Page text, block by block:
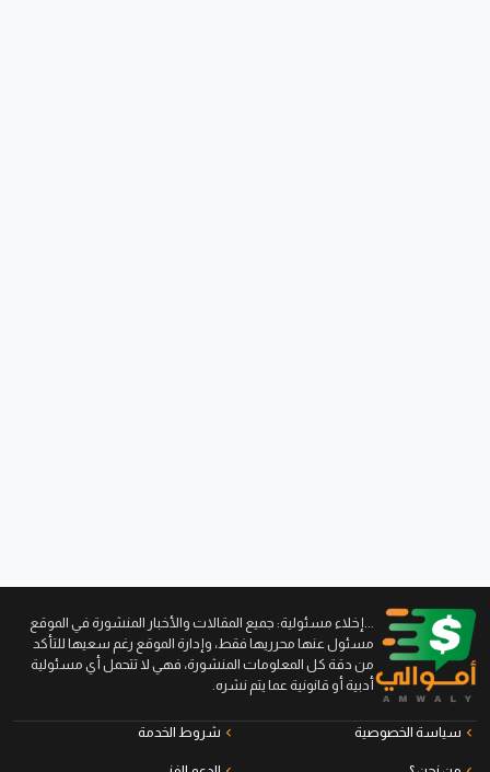
...إخلاء مسئولية: جميع المقالات والأخبار المنشورة في الموقع
مسئول عنها محرريها فقط، وإدارة الموقع رغم سعيها للتأكد
من دقة كل المعلومات المنشورة، فهي لا تتحمل أي مسئولية
أدبية أو قانونية عما يتم نشره.
سياسة الخصوصية شروط الخدمة